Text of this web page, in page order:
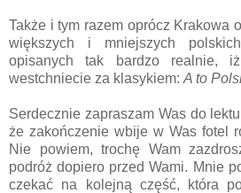
Także i tym razem oprócz Krakowa
większych i mniejszych
opisanych tak bardzo
westchniecie za klasykiem: A to
Serdecznie zapraszam Was do
że zakończenie wbije w Was fotel
Nie powiem, trochę Wam
podróż dopiero przed Wami. Mnie
czekać na kolejną część, która